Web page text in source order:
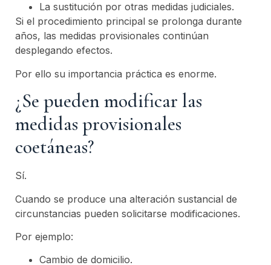
La sustitución por otras medidas judiciales.
Si el procedimiento principal se prolonga durante
años, las medidas provisionales continúan
desplegando efectos.
Por ello su importancia práctica es enorme.
¿Se pueden modificar las
medidas provisionales
coetáneas?
Sí.
Cuando se produce una alteración sustancial de
circunstancias pueden solicitarse modificaciones.
Por ejemplo:
Cambio de domicilio.